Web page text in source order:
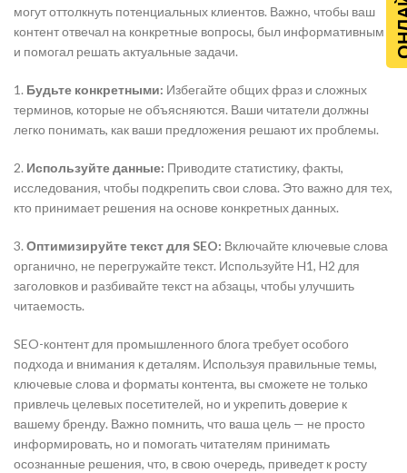
могут оттолкнуть потенциальных клиентов. Важно, чтобы ваш
контент отвечал на конкретные вопросы, был информативным
и помогал решать актуальные задачи.
1. Будьте конкретными: Избегайте общих фраз и сложных
терминов, которые не объясняются. Ваши читатели должны
легко понимать, как ваши предложения решают их проблемы.
2. Используйте данные: Приводите статистику, факты,
исследования, чтобы подкрепить свои слова. Это важно для тех,
кто принимает решения на основе конкретных данных.
3. Оптимизируйте текст для SEO: Включайте ключевые слова
органично, не перегружайте текст. Используйте H1, H2 для
заголовков и разбивайте текст на абзацы, чтобы улучшить
читаемость.
SEO-контент для промышленного блога требует особого
подхода и внимания к деталям. Используя правильные темы,
ключевые слова и форматы контента, вы сможете не только
привлечь целевых посетителей, но и укрепить доверие к
вашему бренду. Важно помнить, что ваша цель — не просто
информировать, но и помогать читателям принимать
осознанные решения, что, в свою очередь, приведет к росту